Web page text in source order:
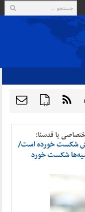
{ }
با قدسنا:
شکست خورده است/
شکست خورد